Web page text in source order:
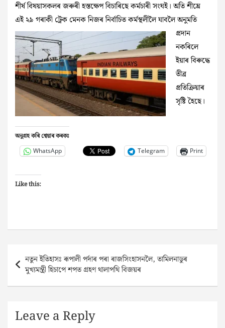
শীৰ্ষ বিষয়াসকলৰ জৰুৰী হস্তক্ষেপ বিচাৰিছে কৰ্মচাৰী সংঘই। অতি শীঘ্ৰে
এই ২৯ গৰাকী ট্ৰেক মেনক নিজৰ নিৰ্বাচিতকৰ্মস্থলীলৈ যাবলৈ অনুমতি
প্ৰদান
নকৰিলে
ইয়াৰ বিৰুদ্ধে
তীব্ৰ
প্ৰতিক্ৰিয়াৰ
সৃষ্টি হৈছে।
অনুগ্ৰহ কৰি শ্বেয়াৰ কৰকঃ
WhatsApp Telegram Print
Like this:
Post
navigation
নতুন ইতিহাসঃ ৰূপালী পৰ্দাৰ পৰা ৰাজসিংহাসনলৈ, তামিলনাডুৰ
মুখ্যমন্ত্ৰী হিচাপে শপত গ্ৰহণ থালাপথি বিজয়ৰ
Leave a Reply